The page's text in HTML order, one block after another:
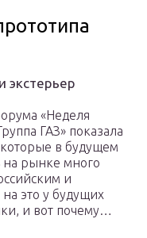
экстерьер
«Неделя
ГАЗ» показала
в будущем
на рынке много
и
это у будущих
и вот почему…